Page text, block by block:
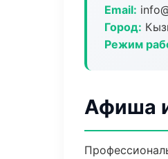
Email:
Город:
Режим
Афиша